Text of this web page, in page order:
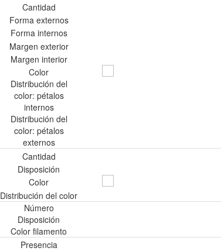
Cantidad
Forma externos
Forma internos
Margen exterior
Margen interior
Color
Distribución del
color: pétalos
internos
Distribución del
color: pétalos
externos
Cantidad
Disposición
Color
Distribución del color
Número
Disposición
Color filamento
Presencia